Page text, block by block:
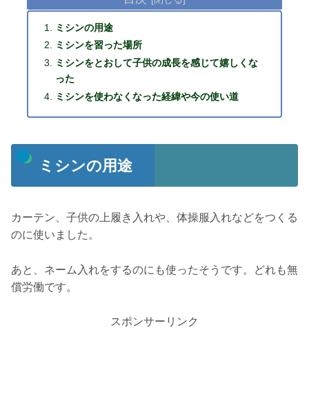
ミシンの用途
ミシンを習った場所
ミシンをとおして子供の成長を感じて嬉しくな
った
ミシンを使わなくなった経緯や今の使い道
ミシンの用途
カーテン、子供の上履き入れや、体操服入れなどをつくる
のに使いました。
あと、ネーム入れをするのにも使ったそうです。どれも無
償労働です。
スポンサーリンク